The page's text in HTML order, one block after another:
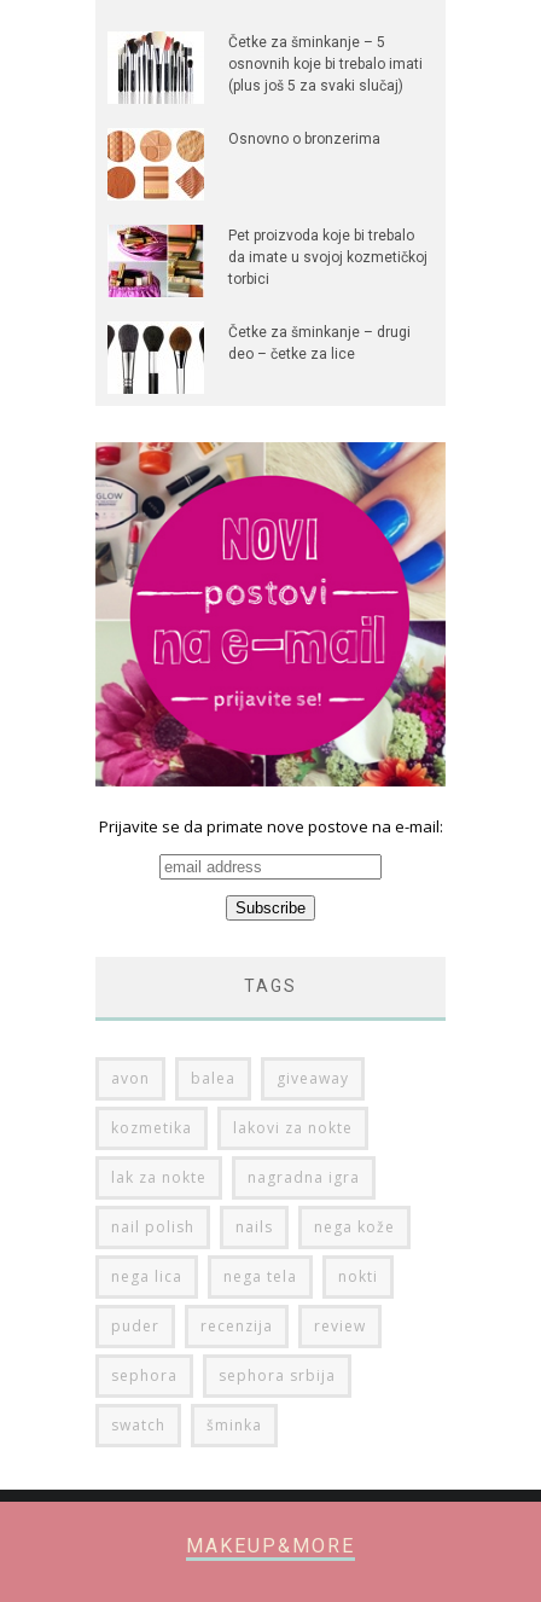
Četke za šminkanje – 5
osnovnih koje bi trebalo imati
(plus još 5 za svaki slučaj)
Osnovno o bronzerima
Pet proizvoda koje bi trebalo
da imate u svojoj kozmetičkoj
torbici
Četke za šminkanje – drugi
deo – četke za lice
Prijavite se da primate nove postove na e-mail:
TAGS
avon balea giveaway
kozmetika lakovi za nokte
lak za nokte nagradna igra
nail polish nails nega kože
nega lica nega tela nokti
puder recenzija review
sephora sephora srbija
swatch šminka
MAKEUP&MORE